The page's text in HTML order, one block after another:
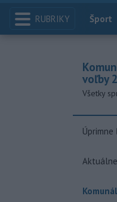
RUBRIKY Index
Šport
voľby
Všetky